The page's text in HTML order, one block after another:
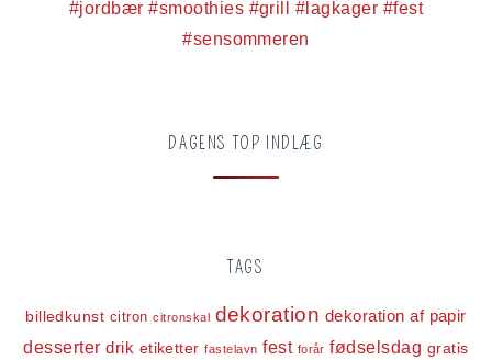
DAGENS TOP INDLÆG
TAGS
billedkunst citron citronskal dekoration dekoration af papir
desserter drik etiketter fastelavn fest forår fødselsdag gratis